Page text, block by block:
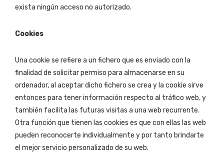
exista ningún acceso no autorizado.
Cookies
Una cookie se refiere a un fichero que es enviado con la
finalidad de solicitar permiso para almacenarse en su
ordenador, al aceptar dicho fichero se crea y la cookie sirve
entonces para tener información respecto al tráfico web, y
también facilita las futuras visitas a una web recurrente.
Otra función que tienen las cookies es que con ellas las web
pueden reconocerte individualmente y por tanto brindarte
el mejor servicio personalizado de su web.